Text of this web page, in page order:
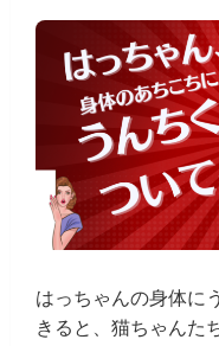
はっちゃんの身体に
きると、猫ちゃんた